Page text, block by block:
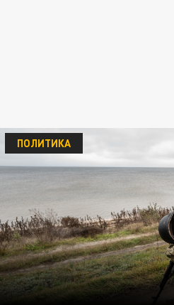
ПОЛИТИКА